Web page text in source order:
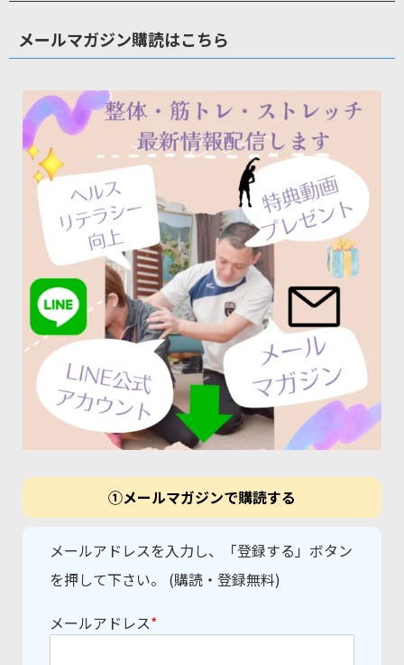
メールマガジン購読はこちら
①メールマガジンで購読する
メールアドレスを入力し、「登録する」ボタン
を押して下さい。 (購読・登録無料)
メールアドレス*